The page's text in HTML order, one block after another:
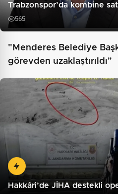
Trabzonspor’da kombine
565
"Menderes Belediye
görevden uzaklaştırıldı"
Hakkâri’de JİHA destekli